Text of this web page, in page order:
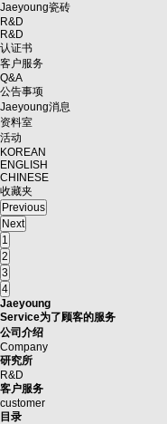
Jaeyoung瓷砖
R&D
R&D
认证书
客户服务
Q&A
公告事项
Jaeyoung消息
资料室
活动
KOREAN
ENGLISH
CHINESE
收藏夹
Previous
Next
1
2
3
4
Jaeyoung
Service为了顾客的服务
公司介绍
Company
研究所
R&D
客户服务
customer
目录